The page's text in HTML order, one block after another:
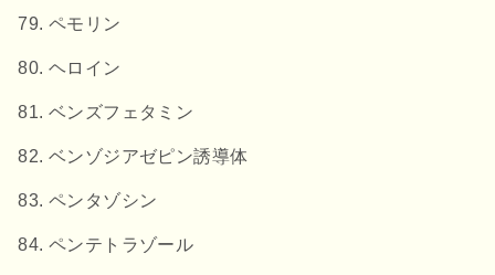
ペモリン
ヘロイン
ベンズフェタミン
ベンゾジアゼピン誘導体
ペンタゾシン
ペンテトラゾール